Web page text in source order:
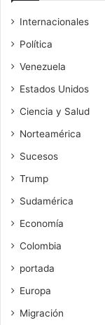
Internacionales
Política
Venezuela
Estados Unidos
Ciencia y Salud
Norteamérica
Sucesos
Trump
Sudamérica
Economía
Colombia
portada
Europa
Migración